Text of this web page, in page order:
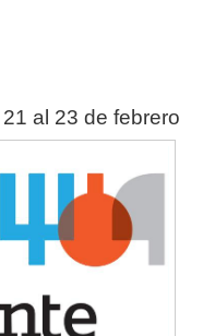
al 23 de febrero